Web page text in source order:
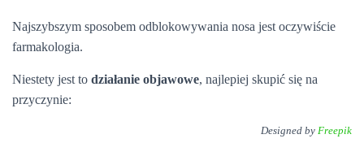
Najszybszym sposobem odblokowywania nosa jest oczywiście
farmakologia.
Niestety jest to działanie objawowe, najlepiej skupić się na
przyczynie:
Designed by Freepik